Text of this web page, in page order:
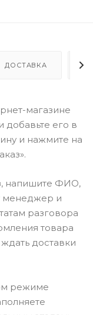
ДОСТАВКА
магазине
его в
и нажмите на
напишите ФИО,
менеджер и
разговора
товара
ждать доставки
режиме